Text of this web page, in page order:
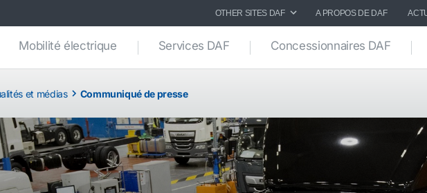
OTHER SITES DAF A PROPOS DE DAF
Mobilité électrique Services DAF Concessionnaires DAF
et médias Communiqué de presse